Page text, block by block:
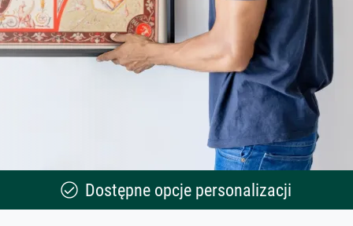
Dostępne opcje personalizacji